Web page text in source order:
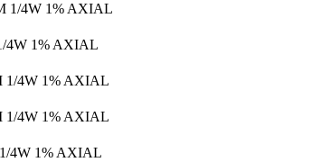
1/4W 1% AXIAL
4W 1% AXIAL
1/4W 1% AXIAL
1/4W 1% AXIAL
4W 1% AXIAL